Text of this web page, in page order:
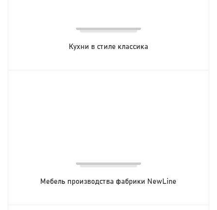
Кухни в стиле классика
Мебель производства фабрики NewLine